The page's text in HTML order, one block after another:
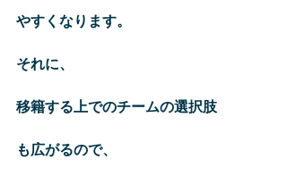
やすくなります。
それに、
移籍する上でのチームの選択肢
も広がるので、